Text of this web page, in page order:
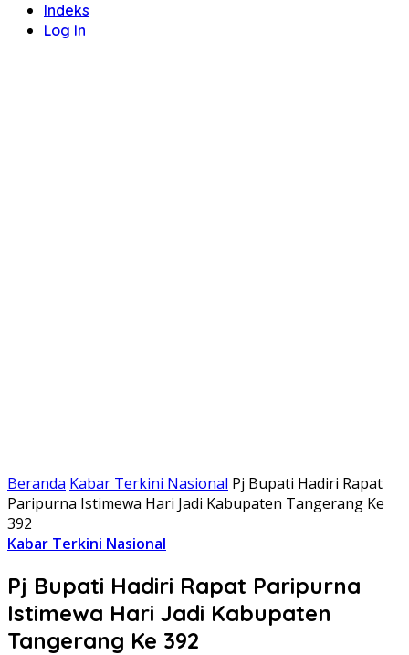
Indeks
Log In
Beranda Kabar Terkini Nasional Pj Bupati Hadiri Rapat
Paripurna Istimewa Hari Jadi Kabupaten Tangerang Ke
392
Kabar Terkini Nasional
Pj Bupati Hadiri Rapat Paripurna
Istimewa Hari Jadi Kabupaten
Tangerang Ke 392